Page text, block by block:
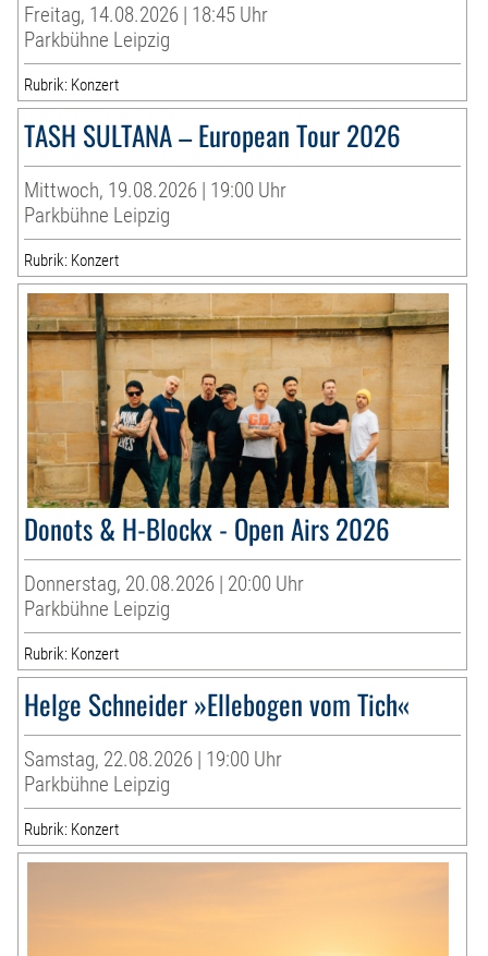
Freitag, 14.08.2026 | 18:45 Uhr
Parkbühne Leipzig
Rubrik: Konzert
TASH SULTANA – European Tour 2026
Mittwoch, 19.08.2026 | 19:00 Uhr
Parkbühne Leipzig
Rubrik: Konzert
Donots & H-Blockx - Open Airs 2026
Donnerstag, 20.08.2026 | 20:00 Uhr
Parkbühne Leipzig
Rubrik: Konzert
Helge Schneider »Ellebogen vom Tich«
Samstag, 22.08.2026 | 19:00 Uhr
Parkbühne Leipzig
Rubrik: Konzert